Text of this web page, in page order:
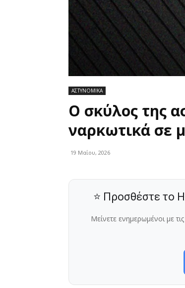
ΑΣΤΥΝΟΜΙΚΑ
Ο σκύλος της
ναρκωτικά σε
19 Μαΐου, 2026
⭐ Προσθέστε το
Μείνετε ενημερωμένοι με